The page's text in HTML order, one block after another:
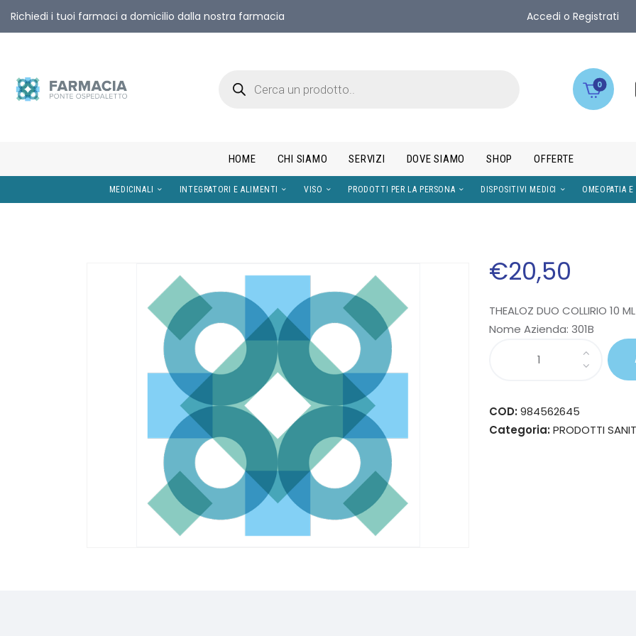
Richiedi i tuoi farmaci a domicilio dalla nostra farmacia Accedi o Registrati
0
HOME CHI SIAMO SERVIZI DOVE SIAMO SHOP OFFERTE
€20,50
THEALOZ DUO COLLIRIO 10 ML
Nome Azienda:301B
COD:984562645
Categoria:PRODOTTI